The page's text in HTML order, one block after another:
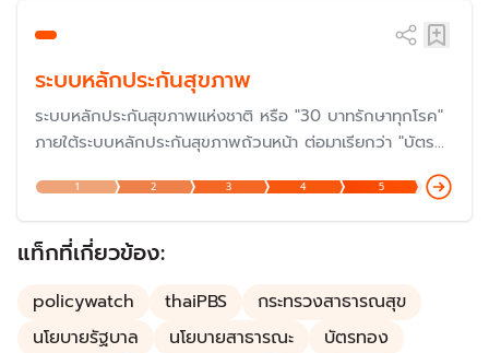
ระบบหลักประกันสุขภาพ
ระบบหลักประกันสุขภาพแห่งชาติ หรือ "30 บาทรักษาทุกโรค"
ภายใต้ระบบหลักประกันสุขภาพถ้วนหน้า ต่อมาเรียกว่า "บัตร
ก้าวสู่ปีที่ 23 ในปี 2568 แต่ปัญหายังต้องแก้ไขกันต่อไป โดย
เฉพาะเรื่องงบประมาณและการบริหารจัดการ แม้ว่าเป็นหนึ่งใน
นโยบายที่ประสบความสำเร็จมากที่สุด
1 2 3 4 5
แท็กที่เกี่ยวข้อง:
policywatch thaiPBS
กระทรวงสาธารณสุข
นโยบายรัฐบาล
นโยบายสาธารณะ
บัตรทอง